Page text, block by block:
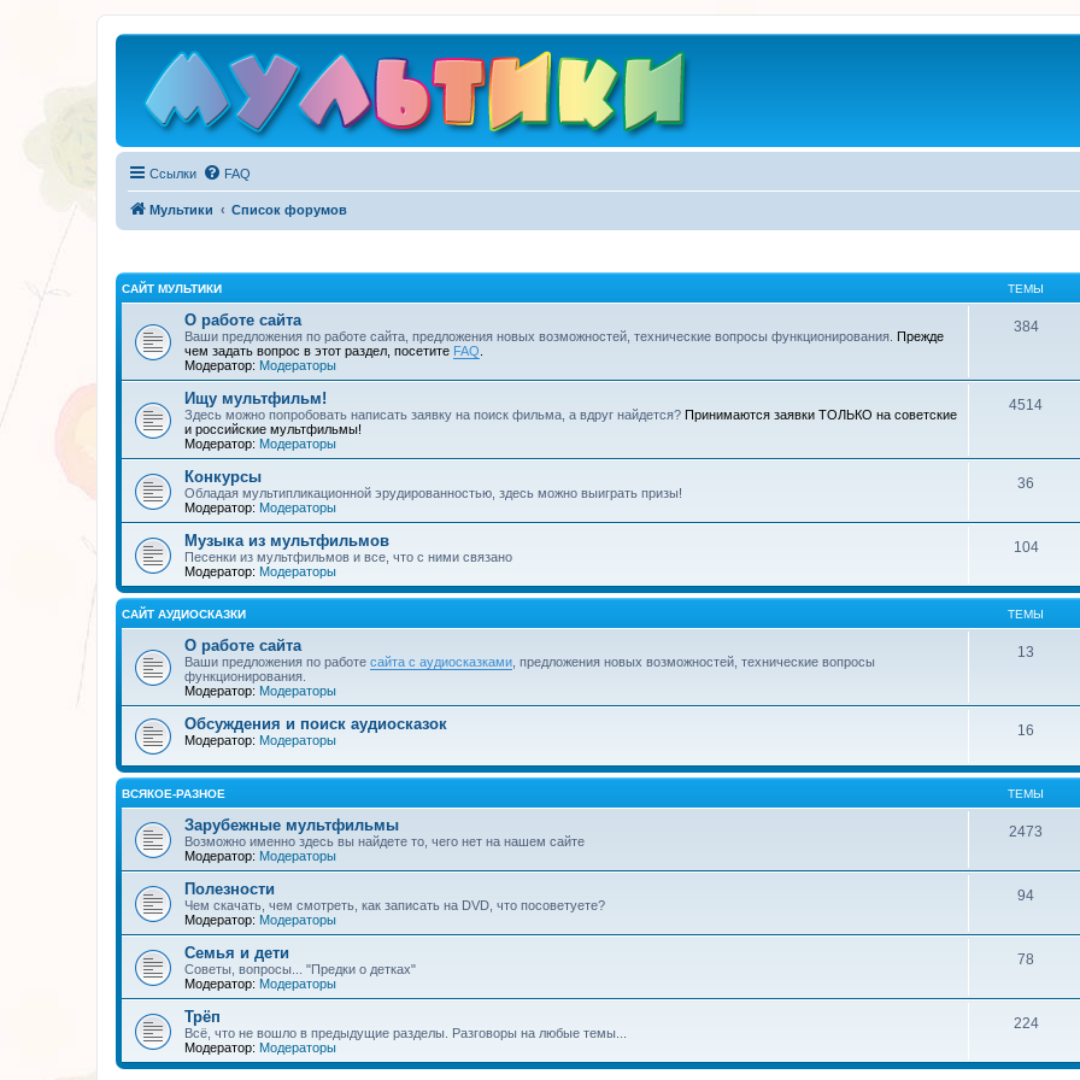
Ссылки FAQ
Мультики Список форумов
САЙТ МУЛЬТИКИ ТЕМЫ
О работе сайта
Ваши предложения по работе сайта, предложения новых возможностей, технические вопросы функционирования. Прежде
чем задать вопрос в этот раздел, посетите FAQ
Модератор: Модераторы
384
Ищу мультфильм!
Здесь можно попробовать написать заявку на поиск фильма, а вдруг найдется? Принимаются заявки ТОЛЬКО на советские
и российские мультфильмы!
Модератор: Модераторы
4514
Конкурсы
Обладая мультипликационной эрудированностью, здесь можно выиграть призы!
Модератор: Модераторы
36
Музыка из мультфильмов
Песенки из мультфильмов и все, что с ними связано
Модератор: Модераторы
104
САЙТ АУДИОСКАЗКИ ТЕМЫ
О работе сайта
Ваши предложения по работе сайта с аудиосказками , предложения новых возможностей, технические вопросы
функционирования.
Модератор: Модераторы
13
Обсуждения и поиск аудиосказок
Модератор: Модераторы
16
ВСЯКОЕ-РАЗНОЕ ТЕМЫ
Зарубежные мультфильмы
Возможно именно здесь вы найдете то, чего нет на нашем сайте
Модератор: Модераторы
2473
Полезности
Чем скачать, чем смотреть, как записать на DVD, что посоветуете?
Модератор: Модераторы
94
Семья и дети
Советы, вопросы... "Предки о детках"
Модератор: Модераторы
78
Трёп
Всё, что не вошло в предыдущие разделы. Разговоры на любые темы...
Модератор: Модераторы
224